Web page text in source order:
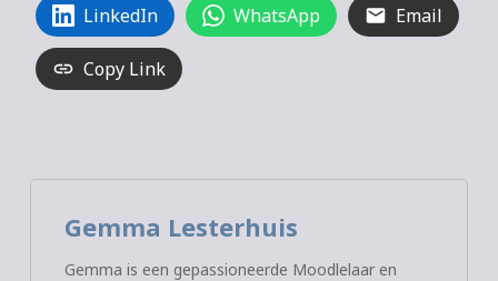
LinkedIn WhatsApp Email
Copy Link
Gemma Lesterhuis
Gemma is een gepassioneerde Moodlelaar en